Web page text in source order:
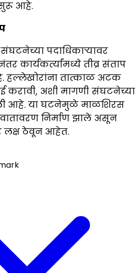
आहे.
पदाधिकाऱ्यावर
कार्यकर्त्यांमध्ये तीव्र संताप
हल्लेखोरांना तात्काळ अटक
करावी, अशी मागणी संघटनेच्या
आहे. या घटनेमुळे माळशिरस
निर्माण झाले असून
लक्ष ठेवून आहेत.